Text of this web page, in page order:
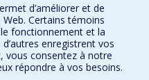
d’améliorer et de
Certains témoins
fonctionnement et la
enregistrent vos
vous consentez à notre
répondre à vos besoins.